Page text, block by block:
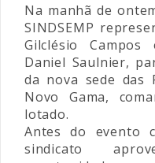
Na manhã de
SINDSEMP
Gilclésio
Daniel Saulnier,
da nova sede das
Novo Gama,
lotado.
Antes do evento
sindicato